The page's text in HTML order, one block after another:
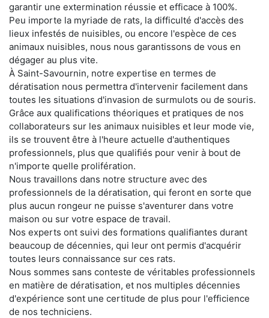
garantir une extermination réussie et efficace à 100%.
Peu importe la myriade de rats, la difficulté d'accès des
lieux infestés de nuisibles, ou encore l'espèce de ces
animaux nuisibles, nous nous garantissons de vous en
dégager au plus vite.
À Saint-Savournin, notre expertise en termes de
dératisation nous permettra d'intervenir facilement dans
toutes les situations d'invasion de surmulots ou de souris.
Grâce aux qualifications théoriques et pratiques de nos
collaborateurs sur les animaux nuisibles et leur mode vie,
ils se trouvent être à l'heure actuelle d'authentiques
professionnels, plus que qualifiés pour venir à bout de
n'importe quelle prolifération.
Nous travaillons dans notre structure avec des
professionnels de la dératisation, qui feront en sorte que
plus aucun rongeur ne puisse s'aventurer dans votre
maison ou sur votre espace de travail.
Nos experts ont suivi des formations qualifiantes durant
beaucoup de décennies, qui leur ont permis d'acquérir
toutes leurs connaissance sur ces rats.
Nous sommes sans conteste de véritables professionnels
en matière de dératisation, et nos multiples décennies
d'expérience sont une certitude de plus pour l'efficience
de nos techniciens.